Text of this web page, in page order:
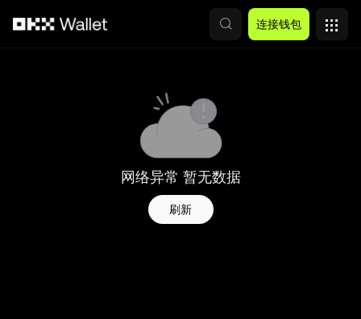
连接钱包
网络异常 暂无数据
刷新